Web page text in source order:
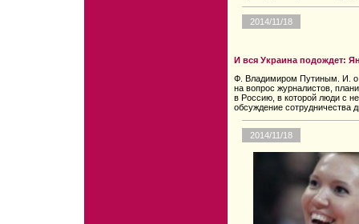
2014/11/18
И вся Украина подождет:
Ф. Владимиром Путиным. И.
на вопрос журналистов,
в Россию, в которой люди с
обсуждение сотрудничества
2014/11/18